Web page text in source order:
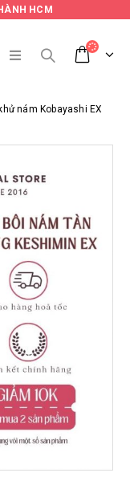
HCM
nám Kobayashi EX